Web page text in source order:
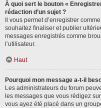
À quoi sert le bouton «
rédaction d’un sujet ?
Il vous permet d’enregistrer
souhaitez finaliser et publier
messages enregistrés comme
l’utilisateur.
Haut
Pourquoi mon message a-t-il
Les administrateurs du forum
les messages que vous rédigez
vous ayez été placé dans un